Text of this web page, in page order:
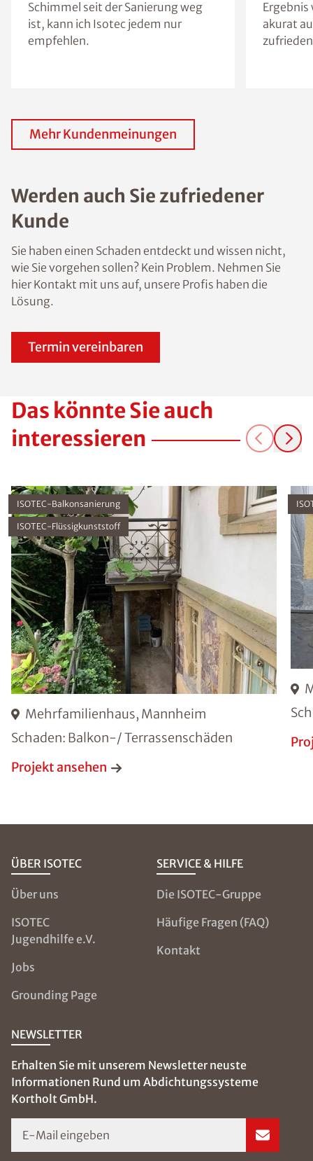
Schimmel seit der Sanierung weg
ist, kann ich Isotec jedem nur
empfehlen.
Ergebnis
akurat
Mehr Kundenmeinungen
Werden auch Sie zufriedener
Kunde
Sie haben einen Schaden entdeckt und wissen nicht,
wie Sie vorgehen sollen? Kein Problem. Nehmen Sie
hier Kontakt mit uns auf, unsere Profis haben die
Lösung.
Termin vereinbaren
Das könnte Sie auch
interessieren
Mehrfamilienhaus, Mannheim
Schaden: Balkon-/ Terrassenschäden
ISOTEC-Balkonsanierung
ISOTEC-Flüssigkunststoff
Projekt ansehen
ÜBER ISOTEC
Über uns
ISOTEC
Jugendhilfe e.V.
Jobs
Grounding Page
SERVICE & HILFE
Die ISOTEC-Gruppe
Häufige Fragen (FAQ)
Kontakt
NEWSLETTER
Erhalten Sie mit unserem Newsletter neuste
Informationen Rund um Abdichtungssysteme
Kortholt GmbH.
E-Mail eingeben